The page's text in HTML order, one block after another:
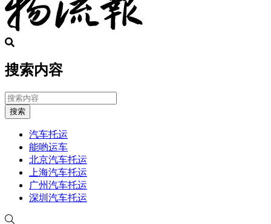
搜索内容
搜索
汽车托运
能哟运车
北京汽车托运
上海汽车托运
广州汽车托运
深圳汽车托运